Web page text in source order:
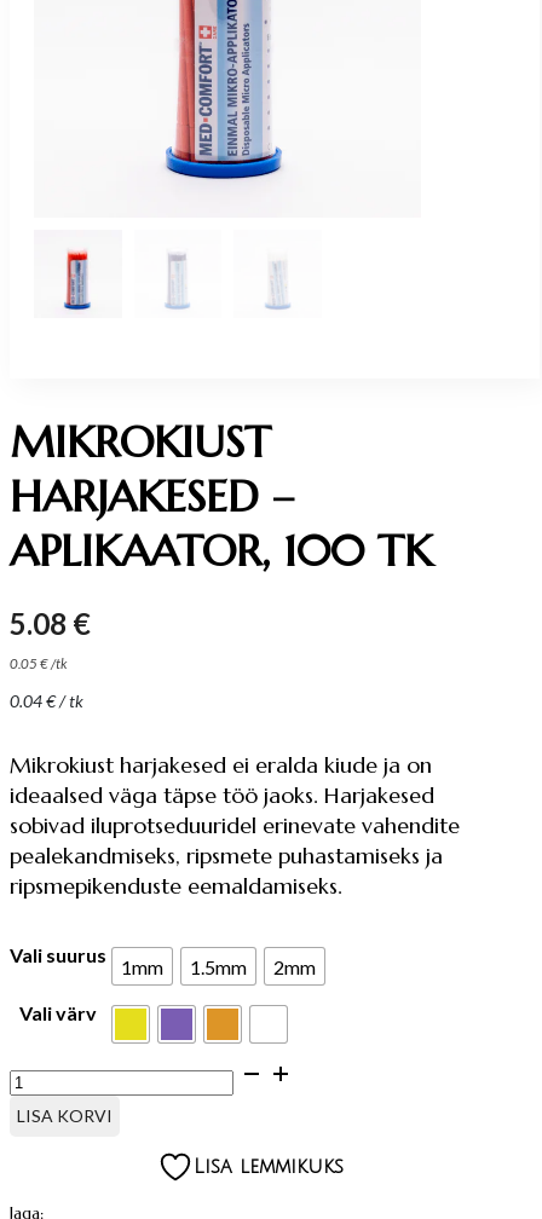
MIKROKIUST
HARJAKESED –
APLIKAATOR, 100 TK
5.08 €
0.05 €/tk
0.04€/ tk
Mikrokiust harjakesed ei eralda kiude ja on
ideaalsed väga täpse töö jaoks. Harjakesed
sobivad iluprotseduuridel erinevate vahendite
pealekandmiseks, ripsmete puhastamiseks ja
ripsmepikenduste eemaldamiseks.
Vali suurus 1mm 1.5mm 2mm
Vali värv
MIKROKIUST
HARJAKESED
LISA KORVI
Lisa lemmikuks
Jaga: